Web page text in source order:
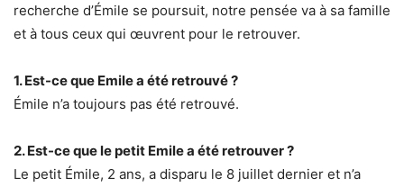
recherche d’Émile se poursuit, notre pensée va à sa famille
et à tous ceux qui œuvrent pour le retrouver.
1. Est-ce que Emile a été retrouvé ?
Émile n’a toujours pas été retrouvé.
2. Est-ce que le petit Emile a été retrouver ?
Le petit Émile, 2 ans, a disparu le 8 juillet dernier et n’a